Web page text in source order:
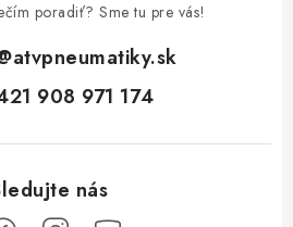
poradiť? Sme tu pre vás!
atvpneumatiky.sk
908 971 174